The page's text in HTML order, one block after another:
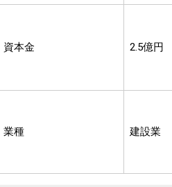
資本金 2.5億円
業種 建設業